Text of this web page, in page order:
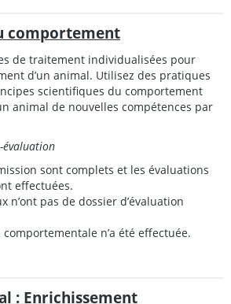
comportement
de traitement individualisées pour
d’un animal. Utilisez des pratiques
scientifiques du comportement
animal de nouvelles compétences par
sont complets et les évaluations
effectuées.
n’ont pas de dossier d’évaluation
n’a été effectuée.
: Enrichissement